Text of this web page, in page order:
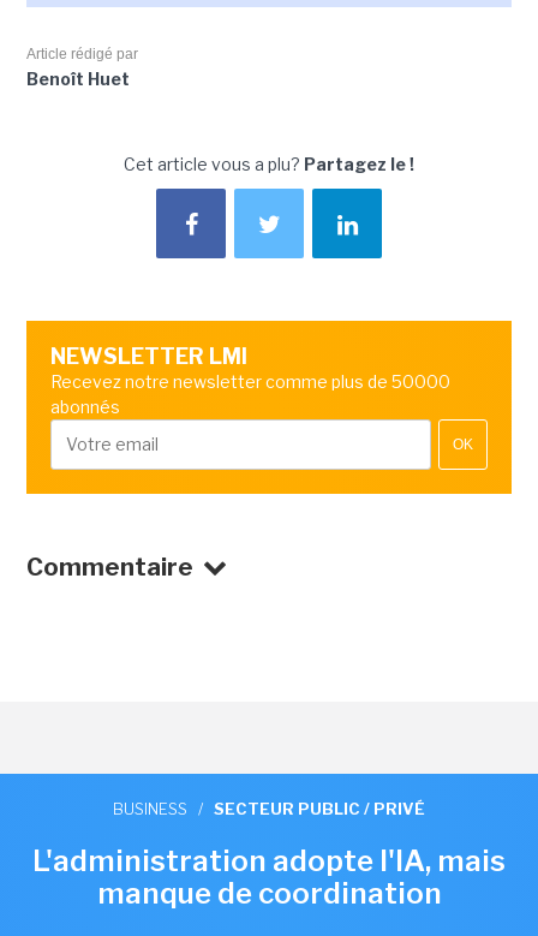
Article rédigé par
Benoît Huet
Cet article vous a plu? Partagez le !
NEWSLETTER LMI
Recevez notre newsletter comme plus de 50000
abonnés
OK
Commentaire
BUSINESS / SECTEUR PUBLIC / PRIVÉ
L'administration adopte l'IA, mais
manque de coordination